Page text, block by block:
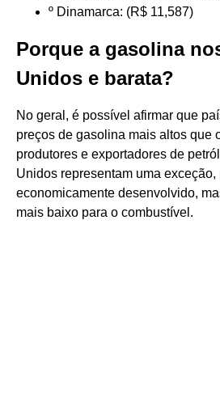
º Dinamarca: (R$ 11,587)
Porque a gasolina
Unidos e barata?
No geral, é possível afirmar que
preços de gasolina mais altos que
produtores e exportadores de
Unidos representam uma exceção,
economicamente desenvolvido,
mais baixo para o combustível.